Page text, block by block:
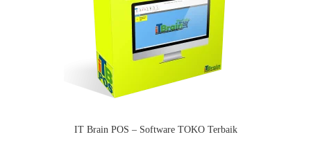
IT Brain POS – Software TOKO Terbaik